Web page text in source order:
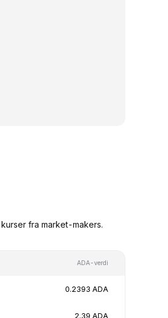
fra market-makers.
ADA-verdi
0.2393 ADA
2.39 ADA